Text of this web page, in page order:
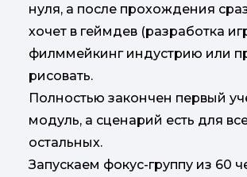
нуля, а после прохождения
хочет в геймдев (разработка
филммейкинг индустрию или
рисовать.
Полностью закончен первый
модуль, а сценарий есть для
остальных.
Запускаем фокус-группу из 60